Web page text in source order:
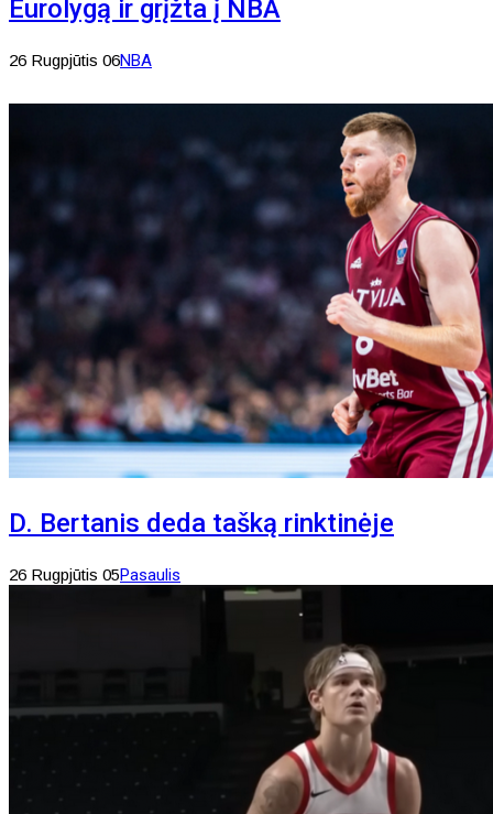
Eurolygą ir grįžta į NBA
26 Rugpjūtis 06NBA
D. Bertanis deda tašką rinktinėje
26 Rugpjūtis 05Pasaulis